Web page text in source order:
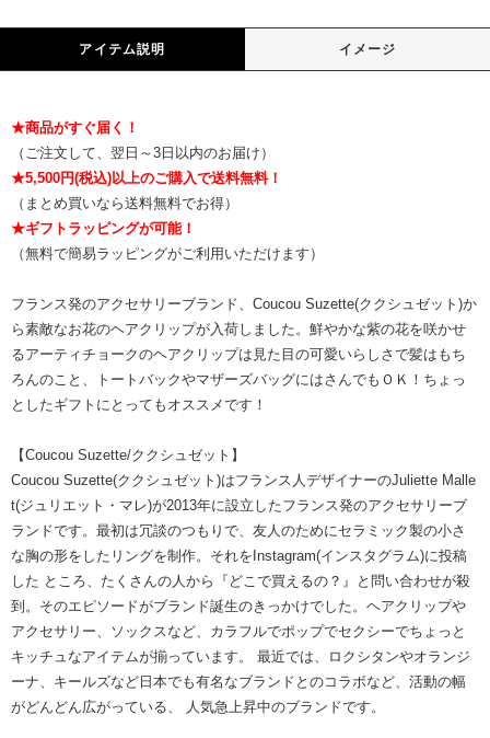
アイテム説明 イメージ
★商品がすぐ届く！
（ご注文して、翌日～3日以内のお届け）
★5,500円(税込)以上のご購入で送料無料！
（まとめ買いなら送料無料でお得）
★ギフトラッピングが可能！
（無料で簡易ラッピングがご利用いただけます）
フランス発のアクセサリーブランド、Coucou Suzette(ククシュゼット)か
ら素敵なお花のヘアクリップが入荷しました。鮮やかな紫の花を咲かせ
るアーティチョークのヘアクリップは見た目の可愛いらしさで髪はもち
ろんのこと、トートバックやマザーズバッグにはさんでもＯＫ！ちょっ
としたギフトにとってもオススメです！
【Coucou Suzette/ククシュゼット】
Coucou Suzette(ククシュゼット)はフランス人デザイナーのJuliette Malle
t(ジュリエット・マレ)が2013年に設立したフランス発のアクセサリーブ
ランドです。最初は冗談のつもりで、友人のためにセラミック製の小さ
な胸の形をしたリングを制作。それをInstagram(インスタグラム)に投稿
した ところ、たくさんの人から『どこで買えるの？』と問い合わせが殺
到。そのエピソードがブランド誕生のきっかけでした。ヘアクリップや
アクセサリー、ソックスなど、カラフルでポップでセクシーでちょっと
キッチュなアイテムが揃っています。 最近では、ロクシタンやオランジ
ーナ、キールズなど日本でも有名なブランドとのコラボなど、活動の幅
がどんどん広がっている、 人気急上昇中のブランドです。